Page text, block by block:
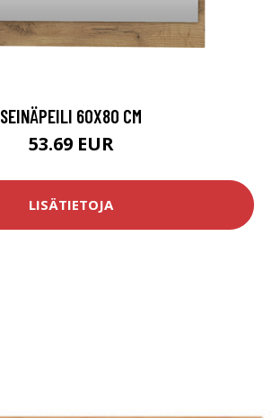
SEINÄPEILI 60X80 CM
53.69 EUR
LISÄTIETOJA